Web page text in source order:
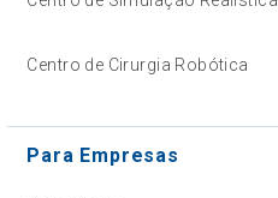
Centro de Cirurgia Robótica
Para Empresas